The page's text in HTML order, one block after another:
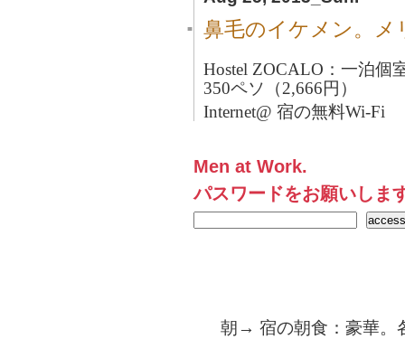
■ 鼻毛のイケメン。メ
Hostel ZOCALO：一泊個
350ペソ（2,666円）
Internet@ 宿の無料Wi-Fi
Men at Work.
パスワードをお願いしま
朝→ 宿の朝食：豪華。